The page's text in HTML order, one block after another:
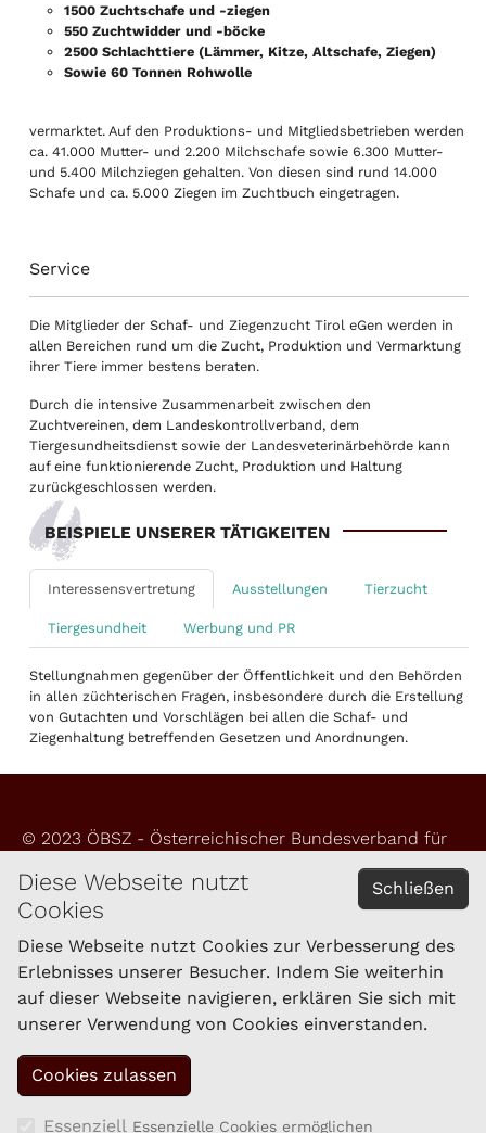
Schließen
Diese Webseite nutzt
Cookies
Diese Webseite nutzt Cookies zur Verbesserung des
Erlebnisses unserer Besucher. Indem Sie weiterhin
auf dieser Webseite navigieren, erklären Sie sich mit
unserer Verwendung von Cookies einverstanden.
Essenziell Essenzielle Cookies ermöglichen
1500 Zuchtschafe und -ziegen
550 Zuchtwidder und -böcke
2500 Schlachttiere (Lämmer, Kitze, Altschafe, Ziegen)
Sowie 60 Tonnen Rohwolle
vermarktet. Auf den Produktions- und Mitgliedsbetrieben werden
ca. 41.000 Mutter- und 2.200 Milchschafe sowie 6.300 Mutter-
und 5.400 Milchziegen gehalten. Von diesen sind rund 14.000
Schafe und ca. 5.000 Ziegen im Zuchtbuch eingetragen.
Service
Die Mitglieder der Schaf- und Ziegenzucht Tirol eGen werden in
allen Bereichen rund um die Zucht, Produktion und Vermarktung
ihrer Tiere immer bestens beraten.
Durch die intensive Zusammenarbeit zwischen den
Zuchtvereinen, dem Landeskontrollverband, dem
Tiergesundheitsdienst sowie der Landesveterinärbehörde kann
auf eine funktionierende Zucht, Produktion und Haltung
zurückgeschlossen werden.
BEISPIELE UNSERER TÄTIGKEITEN
Interessensvertretung Ausstellungen Tierzucht
Tiergesundheit Werbung und PR
Stellungnahmen gegenüber der Öffentlichkeit und den Behörden
in allen züchterischen Fragen, insbesondere durch die Erstellung
von Gutachten und Vorschlägen bei allen die Schaf- und
Ziegenhaltung betreffenden Gesetzen und Anordnungen.
© 2023 ÖBSZ - Österreichischer Bundesverband für
Impressum
Datenschutzerklärung
KONTAKT
Schaf- und Ziegenzucht Tirol eGen
Brixner Straße 1
6020 Innsbruck
Tel.: 059/292-1861